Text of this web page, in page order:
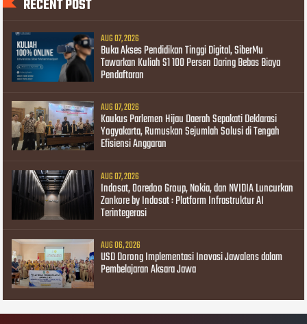
RECENT POST
AUG 07, 2026
Buka Akses Pendidikan Tinggi Digital, SiberMu
Tawarkan Kuliah S1 100 Persen Daring Bebas Biaya
Pendaftaran
AUG 07, 2026
Kaukus Parlemen Hijau Daerah Sepakati Deklarasi
Yogyakarta, Rumuskan Sejumlah Solusi di Tengah
Efisiensi Anggaran
AUG 07, 2026
Indosat, Ooredoo Group, Nokia, dan NVIDIA Luncurkan
Zankore by Indosat : Platform Infrastruktur AI
Terintegerasi
AUG 06, 2026
USD Dorong Implementasi Inovasi Jawalens dalam
Pembelajaran Aksara Jawa